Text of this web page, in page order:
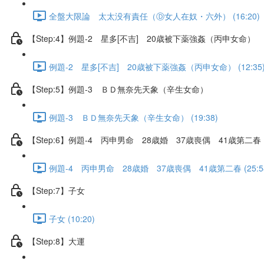
全盤大限論 太太没有責任（Ⓓ女人在奴・六外） (16:20)
【Step:4】例題-2 星多[不吉] 20歳被下薬強姦（丙申女命）
例題-2 星多[不吉] 20歳被下薬強姦（丙申女命）
【Step:5】例題-3 ＢＤ無奈先天象（辛生女命）
例題-3 ＢＤ無奈先天象（辛生女命） (19:38)
【Step:6】例題-4 丙申男命 28歳婚 37歳喪偶 41歳第二春
例題-4 丙申男命 28歳婚 37歳喪偶 41歳第二春
【Step:7】子女
子女 (10:20)
【Step:8】大運